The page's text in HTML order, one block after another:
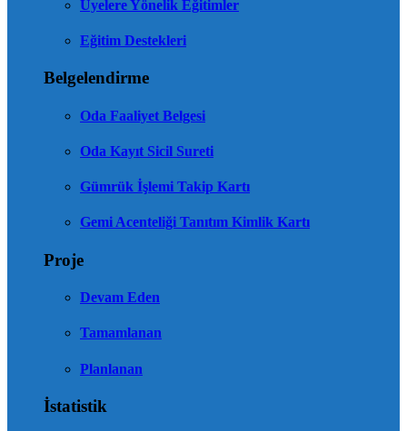
Üyelere Yönelik Eğitimler
Eğitim Destekleri
Belgelendirme
Oda Faaliyet Belgesi
Oda Kayıt Sicil Sureti
Gümrük İşlemi Takip Kartı
Gemi Acenteliği Tanıtım Kimlik Kartı
Proje
Devam Eden
Tamamlanan
Planlanan
İstatistik